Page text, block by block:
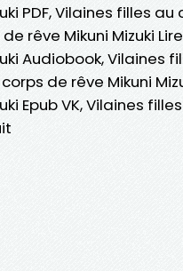
PDF, Vilaines filles
rêve Mikuni Mizuki
Audiobook, Vilaines
de rêve Mikuni
Epub VK, Vilaines